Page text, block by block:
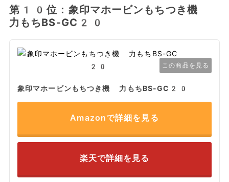
第10位：象印マホービンもちつき機
力もちBS-GC20
この商品を見る
象印マホービンもちつき機 力もちBS-GC20
Amazonで詳細を見る
楽天で詳細を見る